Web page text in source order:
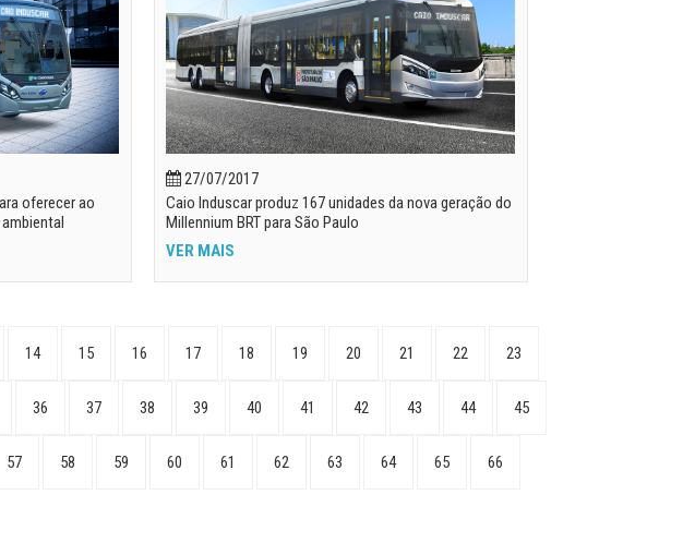
oferecer ao
27/07/2017
Caio Induscar produz 167 unidades da nova geração do
Millennium BRT para São Paulo
VER MAIS
14 15 16 17 18 19 20 21 22 23
36 37 38 39 40 41 42 43 44 45
57 58 59 60 61 62 63 64 65
66